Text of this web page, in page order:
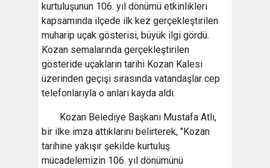
kurtuluşunun 106. yıl dönümü etkinlikleri
kapsamında ilçede ilk kez gerçekleştirilen
muharip uçak gösterisi, büyük ilgi gördü.
Kozan semalarında gerçekleştirilen
gösteride uçakların tarihi Kozan Kalesi
üzerinden geçişi sırasında vatandaşlar cep
telefonlarıyla o anları kayda aldı.
Kozan Belediye Başkanı Mustafa Atlı,
bir ilke imza attıklarını belirterek, "Kozan
tarihine yakışır şekilde kurtuluş
mücadelemizin 106. yıl dönümünü